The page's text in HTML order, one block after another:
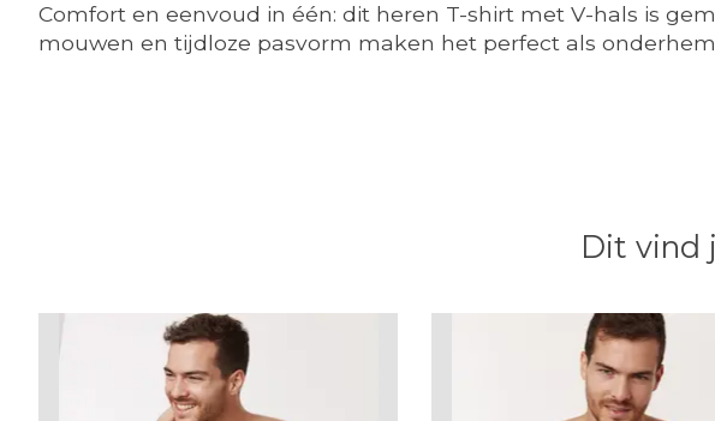
Comfort en eenvoud in één: dit heren T-shirt met V-hals is
mouwen en tijdloze pasvorm maken het perfect als
Dit vind
Items van productcarrousel